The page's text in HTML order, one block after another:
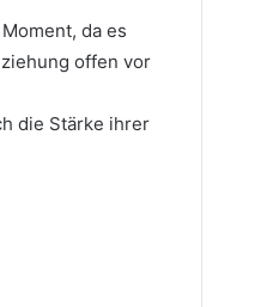
da es
offen vor
die Stärke ihrer